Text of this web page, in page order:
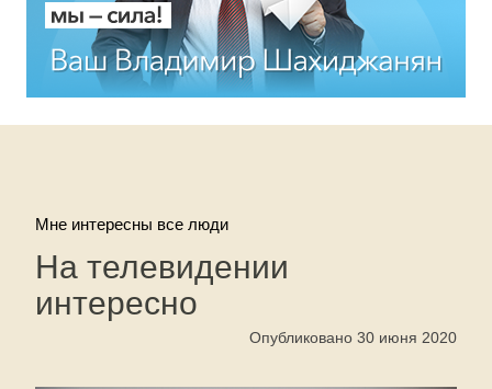
Мне интересны все люди
На телевидении
интересно
Опубликовано 30 июня 2020